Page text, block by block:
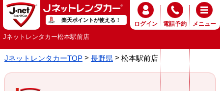
楽天ポイントが使える！
ログイン 電話予約 メニュー
Jネットレンタカー松本駅前店
JネットレンタカーTOP 長野県 松本駅前店